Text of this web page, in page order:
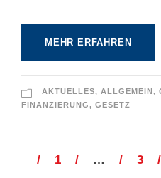
MEHR ERFAHREN
AKTUELLES, ALLGEMEIN ,
FINANZIERUNG, GESETZ
1 … 3